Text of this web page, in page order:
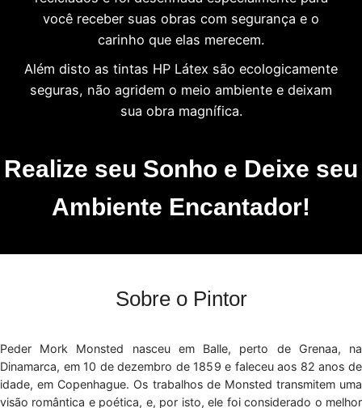
você receber suas obras com segurança e o
carinho que elas merecem.
Além disto as tintas HP Látex são ecologicamente
seguras, não agridem o meio ambiente e deixam
sua obra magnífica.
Realize seu Sonho e Deixe seu
Ambiente Encantador!
Sobre o Pintor
Peder Mork Monsted nasceu em Balle, perto de Grenaa, na
Dinamarca, em 10 de dezembro de 1859 e faleceu aos 82 anos de
idade, em Copenhague. Os trabalhos de Monsted transmitem uma
visão romântica e poética, e, por isto, ele foi considerado o melhor